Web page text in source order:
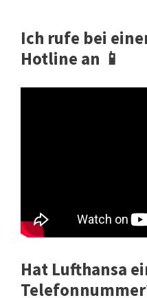
Ich rufe bei
Hotline an 📱
Hat Lufthansa